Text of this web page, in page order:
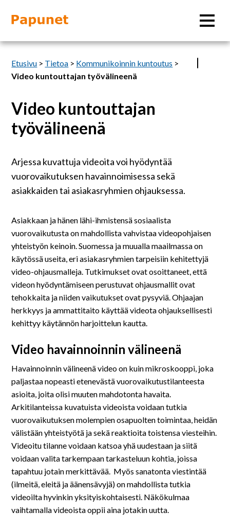
Tietoa
Materiaalit
Kuvatyökalut
På svenska
In English
Etusivu > Tietoa > Kommunikoinnin kuntoutus >
Video kuntouttajan työvälineenä
Video kuntouttajan
työvälineenä
Arjessa kuvattuja videoita voi hyödyntää
vuorovaikutuksen havainnoimisessa sekä
asiakkaiden tai asiakasryhmien ohjauksessa.
Asiakkaan ja hänen lähi-ihmistensä sosiaalista
vuorovaikutusta on mahdollista vahvistaa videopohjaisen
yhteistyön keinoin. Suomessa ja muualla maailmassa on
käytössä useita, eri asiakasryhmien tarpeisiin kehitettyjä
video-ohjausmalleja. Tutkimukset ovat osoittaneet, että
videon hyödyntämiseen perustuvat ohjausmallit ovat
tehokkaita ja niiden vaikutukset ovat pysyviä. Ohjaajan
herkkyys ja ammattitaito käyttää videota ohjauksellisesti
kehittyy käytännön harjoittelun kautta.
Video havainnoinnin välineenä
Havainnoinnin välineenä video on kuin mikroskooppi, joka
paljastaa nopeasti etenevästä vuorovaikutustilanteesta
asioita, joita olisi muuten mahdotonta havaita.
Arkitilanteissa kuvatuista videoista voidaan tutkia
vuorovaikutuksen molempien osapuolten toimintaa, heidän
välistään yhteistyötä ja sekä reaktioita toistensa viesteihin.
Videoitu tilanne voidaan katsoa yhä uudestaan ja siitä
voidaan valita tarkempaan tarkasteluun kohtia, joissa
tapahtuu jotain merkittävää. Myös sanatonta viestintää
(ilmeitä, eleitä ja äänensävyjä) on mahdollista tutkia
videoilta hyvinkin yksityiskohtaisesti. Näkökulmaa
vaihtamalla videoista oppii aina jotakin uutta.